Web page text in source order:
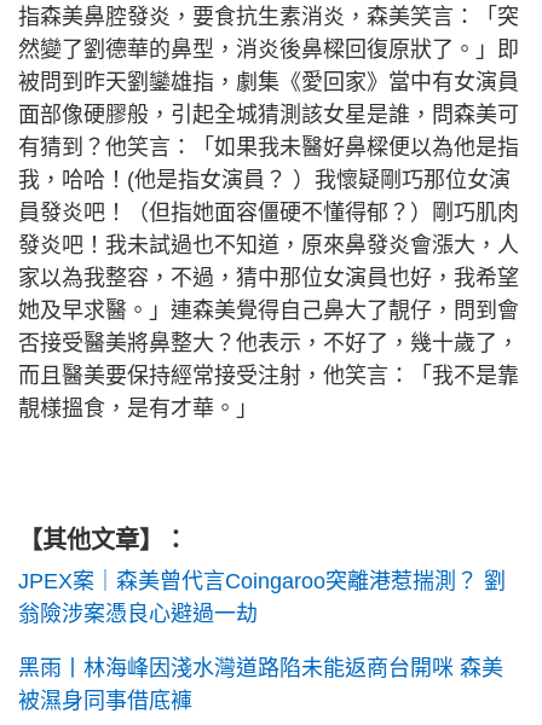
指森美鼻腔發炎，要食抗生素消炎，森美笑言：「突
然變了劉德華的鼻型，消炎後鼻樑回復原狀了。」即
被問到昨天劉鑾雄指，劇集《愛回家》當中有女演員
面部像硬膠般，引起全城猜測該女星是誰，問森美可
有猜到？他笑言：「如果我未醫好鼻樑便以為他是指
我，哈哈！(他是指女演員？ ）我懷疑剛巧那位女演
員發炎吧！（但指她面容僵硬不懂得郁？）剛巧肌肉
發炎吧！我未試過也不知道，原來鼻發炎會漲大，人
家以為我整容，不過，猜中那位女演員也好，我希望
她及早求醫。」連森美覺得自己鼻大了靚仔，問到會
否接受醫美將鼻整大？他表示，不好了，幾十歲了，
而且醫美要保持經常接受注射，他笑言：「我不是靠
靚様搵食，是有才華。」
【其他文章】：
JPEX案｜森美曾代言Coingaroo突離港惹揣測？ 劉
翁險涉案憑良心避過一劫
黑雨丨林海峰因淺水灣道路陷未能返商台開咪 森美
被濕身同事借底褲